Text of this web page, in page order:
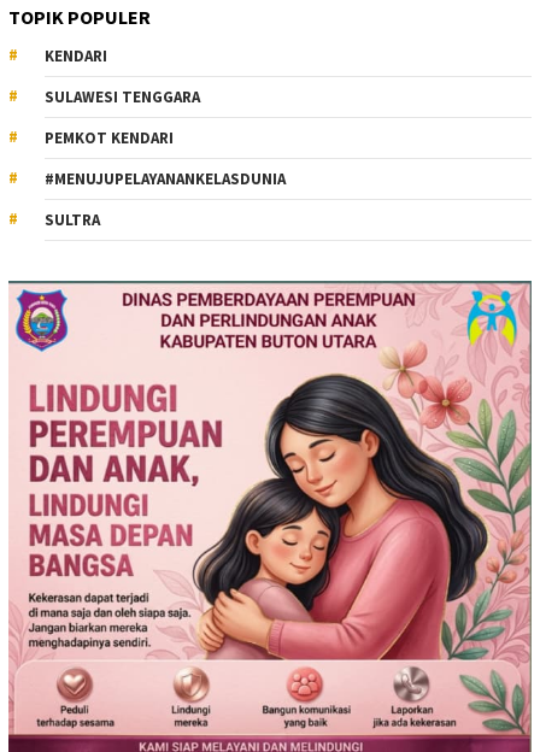
TOPIK POPULER
KENDARI
SULAWESI TENGGARA
PEMKOT KENDARI
#MENUJUPELAYANANKELASDUNIA
SULTRA